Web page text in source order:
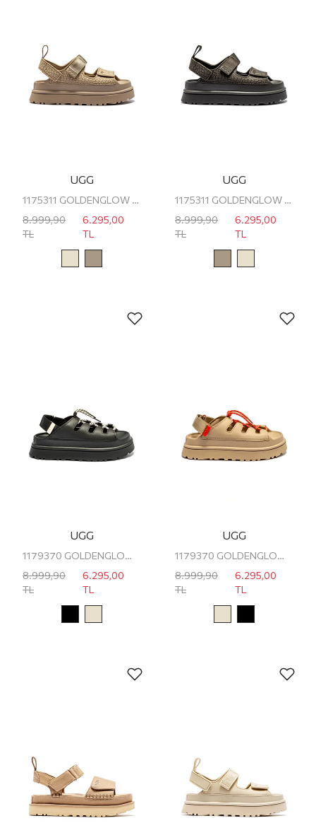
UGG
1175311 GOLDENGLOW EMBOSSED UGG KADIN PLATFORM SANDALET
8.999,90
TL
6.295,00
TL
UGG
1175311 GOLDENGLOW EMBOSSED UGG KADIN PLATFORM SANDALET
8.999,90
TL
6.295,00
TL
UGG
1179370 GOLDENGLOW TOGGLE UGG KADIN PLATFORM SANDALET
8.999,90
TL
6.295,00
TL
UGG
1179370 GOLDENGLOW TOGGLE UGG KADIN PLATFORM SANDALET
8.999,90
TL
6.295,00
TL